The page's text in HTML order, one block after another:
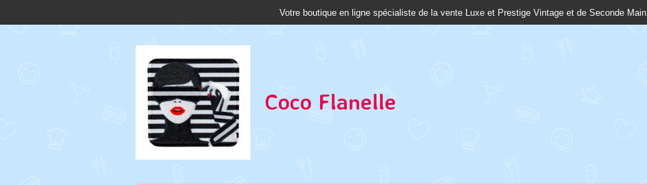
Votre boutique en ligne spécialiste de la vente Luxe et Prestige Vintage et de Seconde Main
Coco Flanelle